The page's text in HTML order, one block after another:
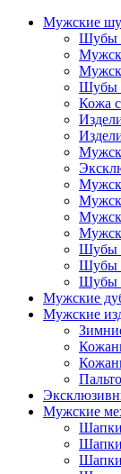
Мужские
Шубы
Шубы
Кожа
Шубы
Шубы
Шубы
Мужские
Мужские
Мужские
Шапки
Шапки